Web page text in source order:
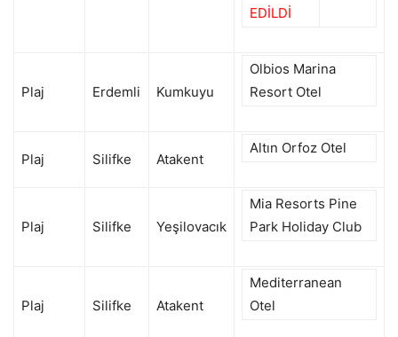
EDİLDİ
Plaj Erdemli Kumkuyu
Olbios Marina
Resort Otel
Plaj Silifke Atakent
Altın Orfoz Otel
Plaj Silifke Yeşilovacık
Mia Resorts Pine
Park Holiday Club
Plaj Silifke Atakent
Mediterranean
Otel